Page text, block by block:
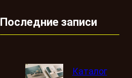
Последние записи
Каталог